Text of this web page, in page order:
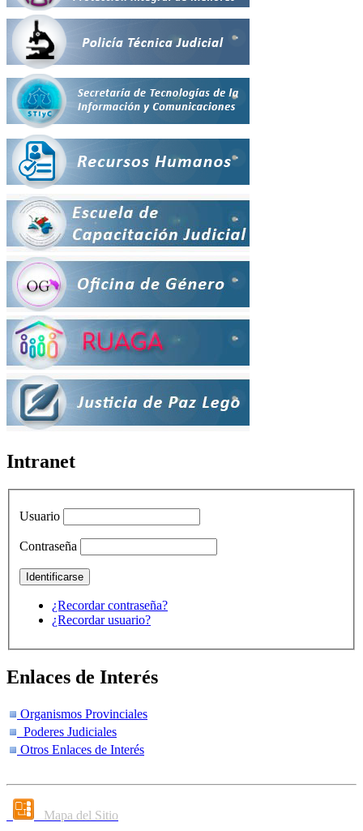
Intranet
Usuario
Contraseña
¿Recordar contraseña?
¿Recordar usuario?
Enlaces de Interés
Organismos Provinciales
Poderes Judiciales
Otros Enlaces de Interés
Mapa del Sitio